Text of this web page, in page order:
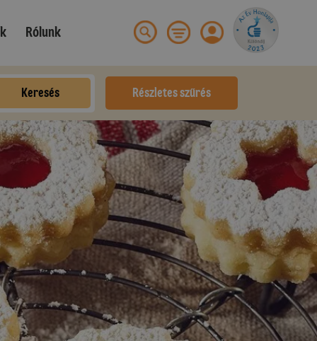
Rólunk
Keresés Részletes szűrés